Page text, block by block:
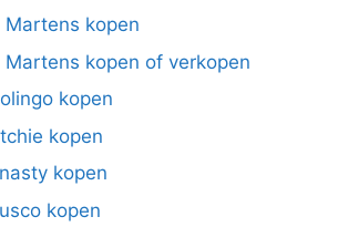
Martens kopen
Martens kopen of verkopen
kopen
kopen
kopen
kopen